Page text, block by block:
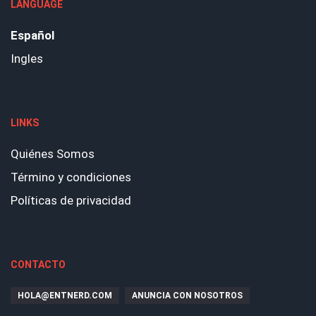
LANGUAGE
Español
Ingles
LINKS
Quiénes Somos
Término y condiciones
Políticas de privacidad
CONTACTO
HOLA@ENTNERD.COM ANUNCIA CON NOSOTROS